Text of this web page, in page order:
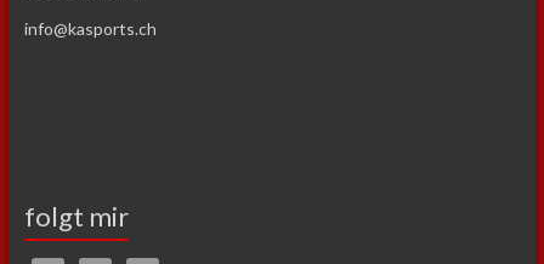
info@kasports.ch
folgt mir